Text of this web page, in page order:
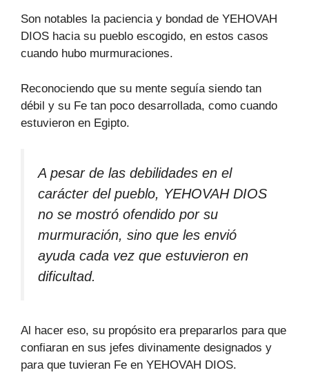
Son notables la paciencia y bondad de YEHOVAH
DIOS hacia su pueblo escogido, en estos casos
cuando hubo murmuraciones.
Reconociendo que su mente seguía siendo tan
débil y su Fe tan poco desarrollada, como cuando
estuvieron en Egipto.
A pesar de las debilidades en el
carácter del pueblo, YEHOVAH DIOS
no se mostró ofendido por su
murmuración, sino que les envió
ayuda cada vez que estuvieron en
dificultad.
Al hacer eso, su propósito era prepararlos para que
confiaran en sus jefes divinamente designados y
para que tuvieran Fe en YEHOVAH DIOS.